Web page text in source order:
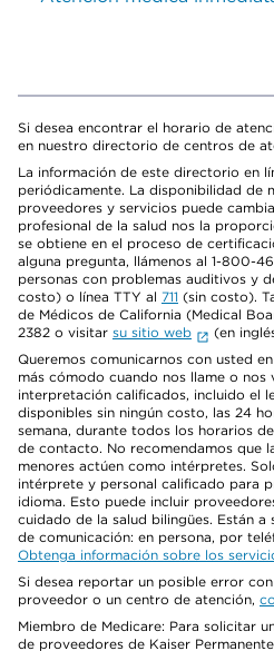
Si desea encontrar el horario de
en nuestro directorio de centros de
La información de este directorio en
periódicamente. La disponibilidad de
proveedores y servicios puede
profesional de la salud nos la
se obtiene en el proceso de
alguna pregunta, llámenos al 1-800-
personas con problemas auditivos y
costo) o línea TTY al 711 (sin costo).
de Médicos de California (Medical
2382 o visitar su sitio web
(en
Queremos comunicarnos con usted
más cómodo cuando nos llame o nos
interpretación calificados, incluido el
disponibles sin ningún costo, las 24
semana, durante todos los horarios
de contacto. No recomendamos que
menores actúen como intérpretes.
intérprete y personal calificado para
idioma. Esto puede incluir
cuidado de la salud bilingües. Están
de comunicación: en persona, por
Obtenga información sobre los
Si desea reportar un posible error
proveedor o un centro de atención,
Miembro de Medicare: Para solicitar
de proveedores de Kaiser